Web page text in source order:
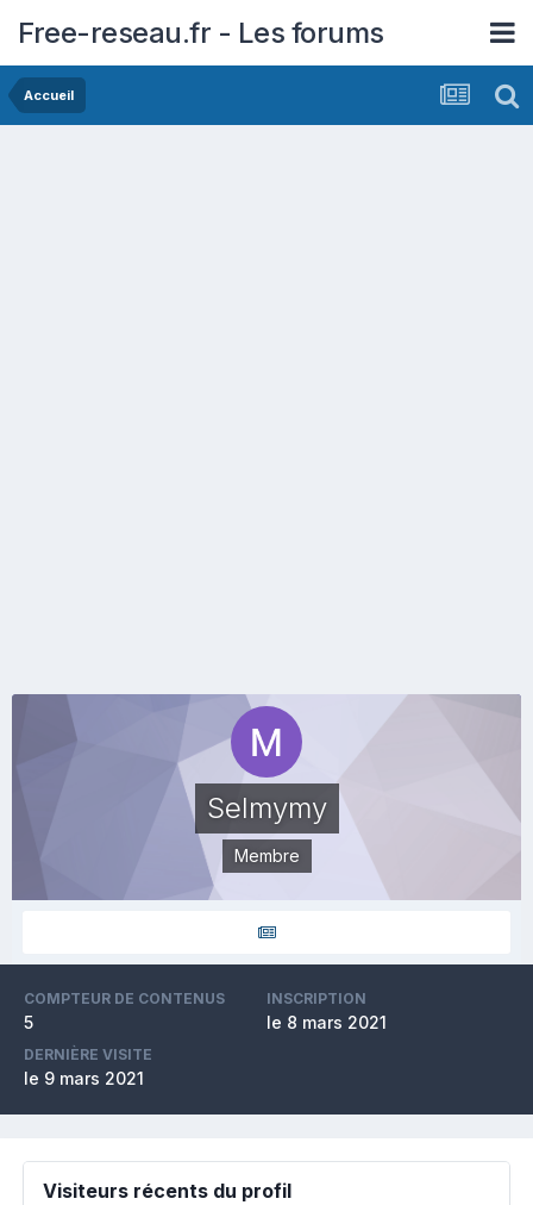
Free-reseau.fr - Les forums
Accueil
Selmymy
Membre
COMPTEUR DE CONTENUS
5
INSCRIPTION
le 8 mars 2021
DERNIÈRE VISITE
le 9 mars 2021
Visiteurs récents du profil